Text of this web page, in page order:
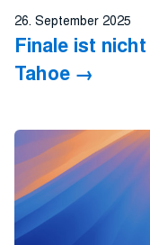
26. September 2025
Finale ist
Tahoe